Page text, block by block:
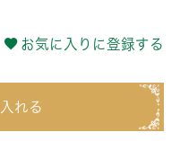
お気に入りに登録する
れる